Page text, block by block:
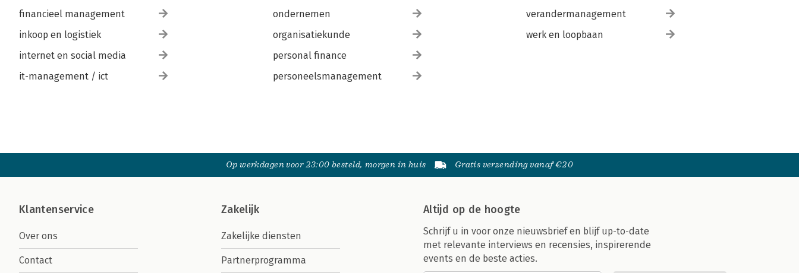
financieel management
inkoop en logistiek
internet en social media
it-management / ict
ondernemen
organisatiekunde
personal finance
personeelsmanagement
verandermanagement
werk en loopbaan
Op werkdagen voor 23:00 besteld, morgen in huis Gratis verzending vanaf €20
Klantenservice
Over ons
Contact
Zakelijk
Zakelijke diensten
Partnerprogramma
Altijd op de hoogte
Schrijf u in voor onze nieuwsbrief en blijf up-to-date
met relevante interviews en recensies, inspirerende
events en de beste acties.